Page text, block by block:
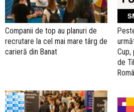
Companii de top au planuri de
recrutare la cel mai mare târg de
carieră din Banat
Cup,
de